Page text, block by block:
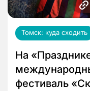
Томск: куда сходить
На
фестиваль